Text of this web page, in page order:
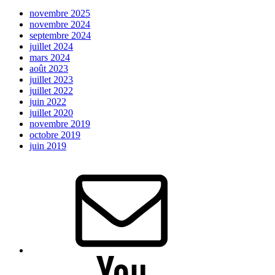
novembre 2025
novembre 2024
septembre 2024
juillet 2024
mars 2024
août 2023
juillet 2023
juillet 2022
juin 2022
juillet 2020
novembre 2019
octobre 2019
juin 2019